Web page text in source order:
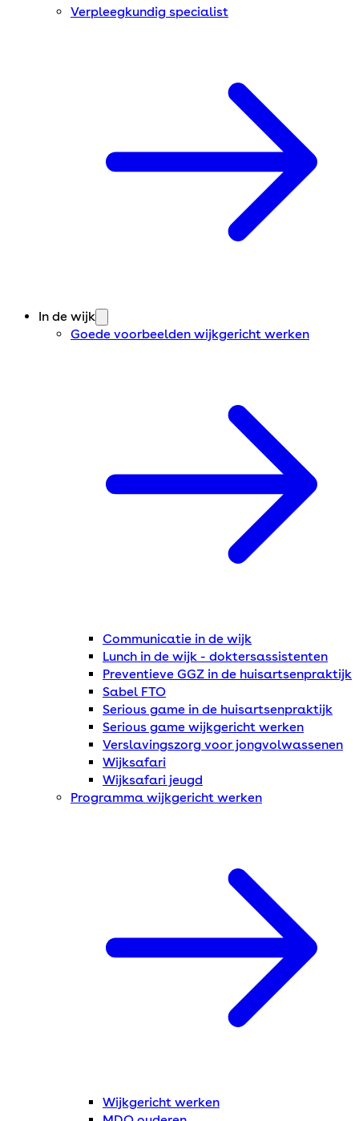
Verpleegkundig specialist
In de wijk
Goede voorbeelden wijkgericht werken
Communicatie in de wijk
Lunch in de wijk - doktersassistenten
Preventieve GGZ in de huisartsenpraktijk
Sabel FTO
Serious game in de huisartsenpraktijk
Serious game wijkgericht werken
Verslavingszorg voor jongvolwassenen
Wijksafari
Wijksafari jeugd
Programma wijkgericht werken
Wijkgericht werken